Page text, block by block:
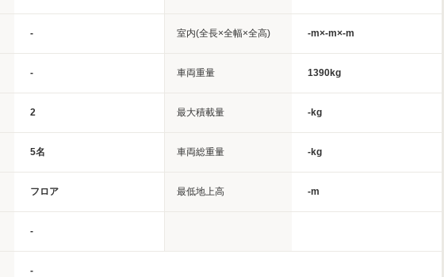
- 室内(全長×全幅×全高) -m×-m×-m
- 車両重量 1390kg
2 最大積載量 -kg
5名 車両総重量 -kg
フロア 最低地上高 -m
-
-